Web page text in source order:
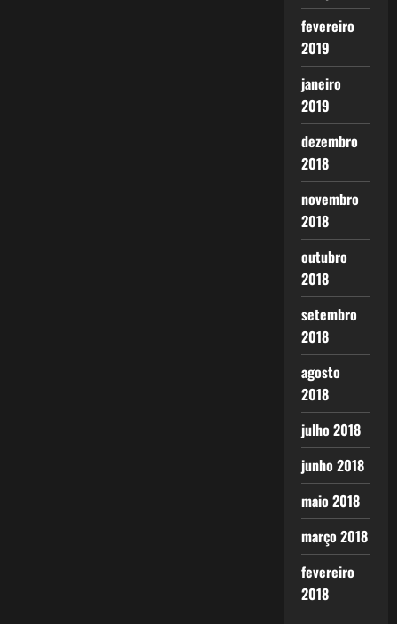
fevereiro
2019
janeiro
2019
dezembro
2018
novembro
2018
outubro
2018
setembro
2018
agosto
2018
julho 2018
junho 2018
maio 2018
março 2018
fevereiro
2018